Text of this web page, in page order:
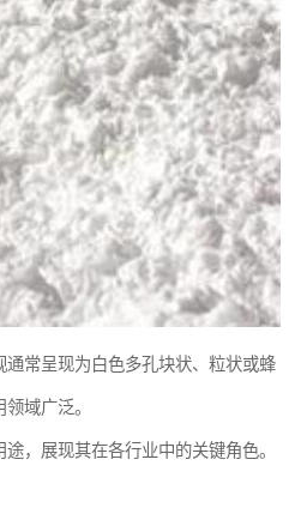
常呈现为白色多孔块状、粒状或蜂
域广泛。
，展现其在各行业中的关键角色。